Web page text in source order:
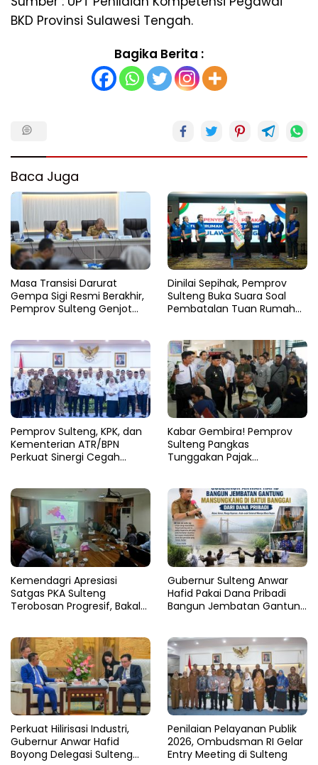
BKD Provinsi Sulawesi Tengah.
Bagika Berita :
Baca Juga
Masa Transisi Darurat
Gempa Sigi Resmi Berakhir,
Pemprov Sulteng Genjot
Dinilai Sepihak, Pemprov
Sulteng Buka Suara Soal
Pembatalan Tuan Rumah
Pemprov Sulteng, KPK, dan
Kementerian ATR/BPN
Perkuat Sinergi Cegah
Kabar Gembira! Pemprov
Sulteng Pangkas
Tunggakan Pajak
Kemendagri Apresiasi
Satgas PKA Sulteng
Terobosan Progresif, Bakal
Gubernur Sulteng Anwar
Hafid Pakai Dana Pribadi
Bangun Jembatan Gantung
Perkuat Hilirisasi Industri,
Gubernur Anwar Hafid
Boyong Delegasi Sulteng
Penilaian Pelayanan Publik
2026, Ombudsman RI Gelar
Entry Meeting di Sulteng